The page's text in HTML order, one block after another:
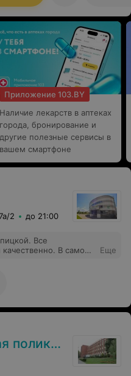
Приложение 103.BY
Наличие лекарств в аптеках
города, бронирование и
другие полезные сервисы в
вашем смартфоне
2 до 21:00
Еще